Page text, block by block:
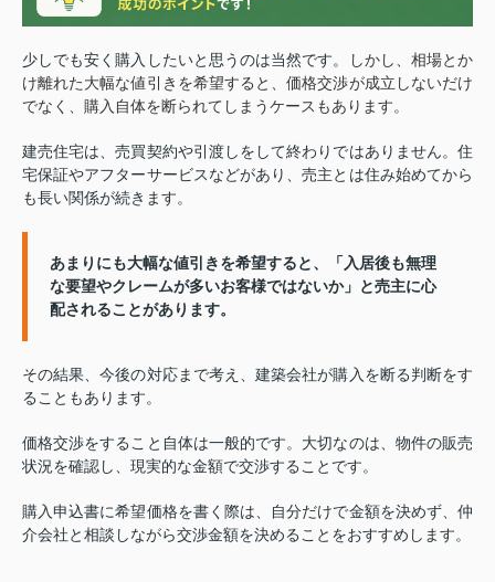
少しでも安く購入したいと思うのは当然です。
しかし、相場とか
け離れた大幅な値引きを希望すると、価格交渉が成立しないだけ
でなく、購入自体を断られてしまうケースもあります。
建売住宅は、売買契約や引渡しをして終わりではありません。住
宅保証やアフターサービスなどがあり、売主とは住み始めてから
も長い関係が続きます。
あまりにも大幅な値引きを希望すると、「入居後も無理
な要望やクレームが多いお客様ではないか」と売主に心
配されることがあります。
その結果、今後の対応まで考え、建築会社が購入を断る判断をす
ることもあります。
価格交渉をすること自体は一般的です。大切なのは、物件の販売
状況を確認し、現実的な金額で交渉することです。
購入申込書に希望価格を書く際は、自分だけで金額を決めず、仲
介会社と相談しながら交渉金額を決めることをおすすめします。